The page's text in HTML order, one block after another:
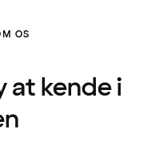
OS
kende i